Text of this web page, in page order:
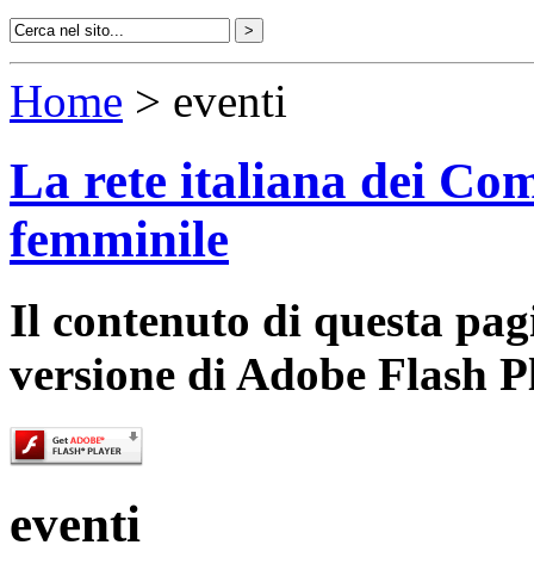
Home > eventi
La rete italiana dei
femminile
Il contenuto di questa
versione di Adobe Flash
eventi